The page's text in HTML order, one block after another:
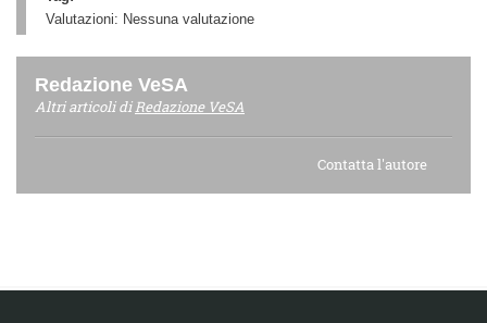
Valutazioni: Nessuna valutazione
Redazione VeSA
Altri articoli diRedazione VeSA
Contatta l'autore